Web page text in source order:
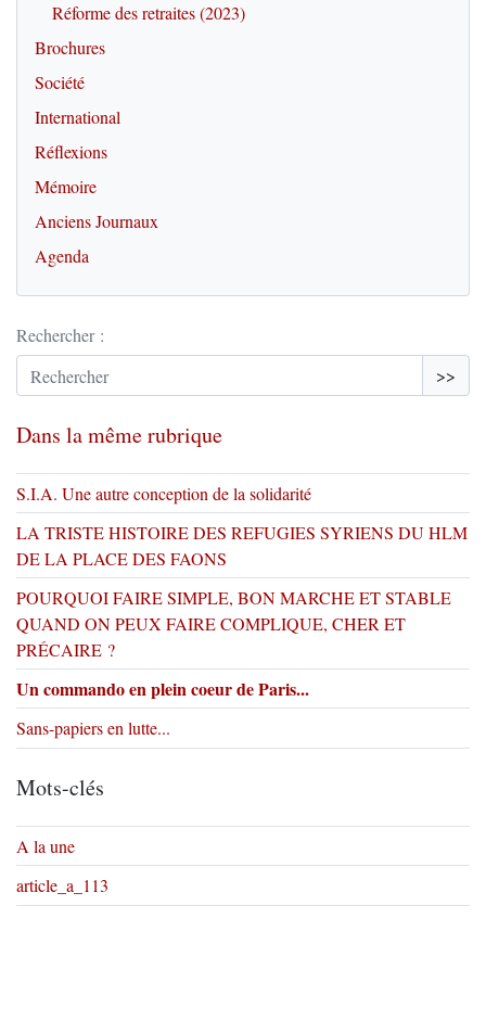
Réforme des retraites (2023)
Brochures
Société
International
Réflexions
Mémoire
Anciens Journaux
Agenda
Rechercher :
>>
Dans la même rubrique
S.I.A. Une autre conception de la solidarité
LA TRISTE HISTOIRE DES REFUGIES SYRIENS DU HLM
DE LA PLACE DES FAONS
POURQUOI FAIRE SIMPLE, BON MARCHE ET STABLE
QUAND ON PEUX FAIRE COMPLIQUE, CHER ET
PRÉCAIRE ?
Un commando en plein coeur de Paris...
Sans-papiers en lutte...
Mots-clés
A la une
article_a_113